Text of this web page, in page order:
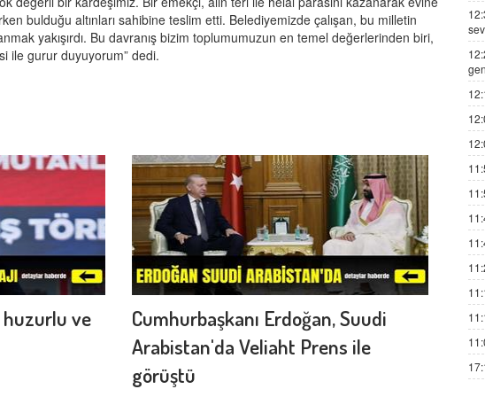
bulduğu altınları sahibine teslim etti. Belediyemizde çalışan, bu milletin
yakışırdı. Bu davranış bizim toplumumuzun en temel değerlerinden biri,
ile gurur duyuyorum” dedi.
ve
Cumhurbaşkanı Erdoğan, Suudi
Arabistan'da Veliaht Prens ile
görüştü